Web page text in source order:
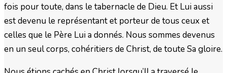
fois pour toute, dans le tabernacle de Dieu. Et Lui aussi
est devenu le représentant et porteur de tous ceux et
celles que le Père Lui a donnés. Nous sommes devenus
en un seul corps, cohéritiers de Christ, de toute Sa gloire.